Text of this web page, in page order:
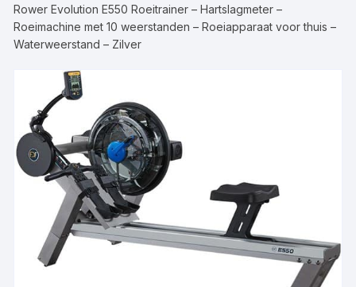
Rower Evolution E550 Roeitrainer – Hartslagmeter –
Roeimachine met 10 weerstanden – Roeiapparaat voor thuis –
Waterweerstand – Zilver